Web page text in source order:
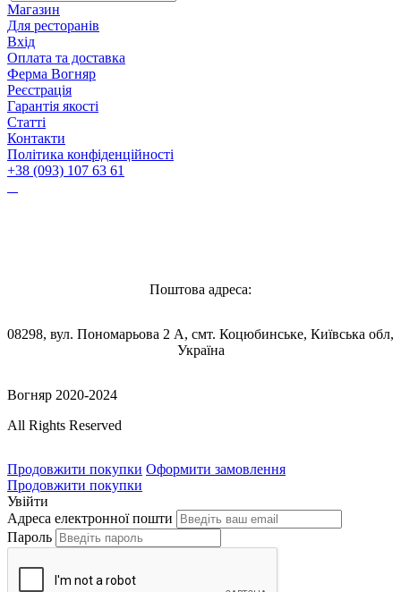
Магазин
Для ресторанів
Вхід
Оплата та доставка
Ферма Вогняр
Реєстрація
Гарантія якості
Статті
Контакти
Політика конфіденційності
+38 (093) 107 63 61
Поштова адреса:
08298, вул. Пономарьова 2 А, смт. Коцюбинське, Київська обл,
Україна
Вогняр 2020-2024
All Rights Reserved
Продовжити покупки Оформити замовлення
Продовжити покупки
Увійти
Адреса електронної пошти
Пароль